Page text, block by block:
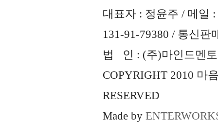
대표자 : 정윤주 / 메일 :
131-91-79380 / 통신판
법 인 : (주)마인드멘토
COPYRIGHT 2010 마
RESERVED
Made by